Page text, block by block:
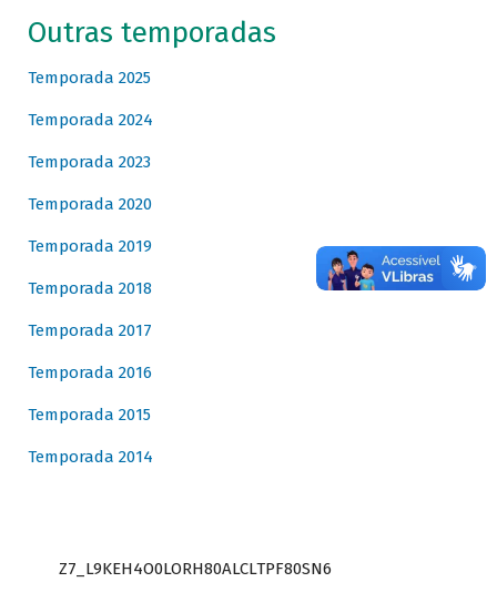
Outras temporadas
Temporada 2025
Temporada 2024
Temporada 2023
Temporada 2020
Temporada 2019
Temporada 2018
Temporada 2017
Temporada 2016
Temporada 2015
Temporada 2014
Z7_L9KEH4O0LORH80ALCLTPF80SN6